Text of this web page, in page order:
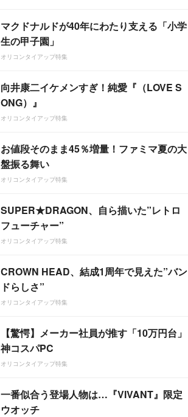
マクドナルドが40年にわたり支える「小学
生の甲子園」
オリコンタイアップ特集
向井康二イケメンすぎ！純愛『（LOVE S
ONG）』
オリコンタイアップ特集
お値段そのまま45％増量！ファミマ夏の大
盤振る舞い
オリコンタイアップ特集
SUPER★DRAGON、自ら描いた”レトロ
フューチャー”
オリコンタイアップ特集
CROWN HEAD、結成1周年で見えた”バン
ドらしさ”
オリコンタイアップ特集
【驚愕】メーカー社員が推す「10万円台」
神コスパPC
オリコンタイアップ特集
一番似合う登場人物は…『VIVANT』限定
ウオッチ